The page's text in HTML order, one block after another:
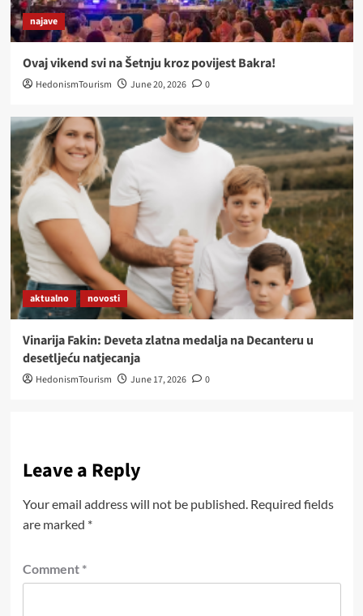
najave
Ovaj vikend svi na Šetnju kroz povijest Bakra!
HedonismTourism June 20, 2026 0
aktualno novosti
Vinarija Fakin: Deveta zlatna medalja na Decanteru u
desetljeću natjecanja
HedonismTourism June 17, 2026 0
Leave a Reply
Your email address will not be published. Required fields
are marked *
Comment *